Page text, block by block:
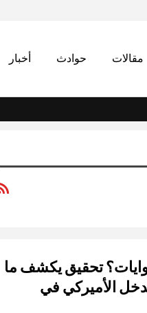
مقالات حوادث أخبار
تحقيق يكشف ما
الأميركي في